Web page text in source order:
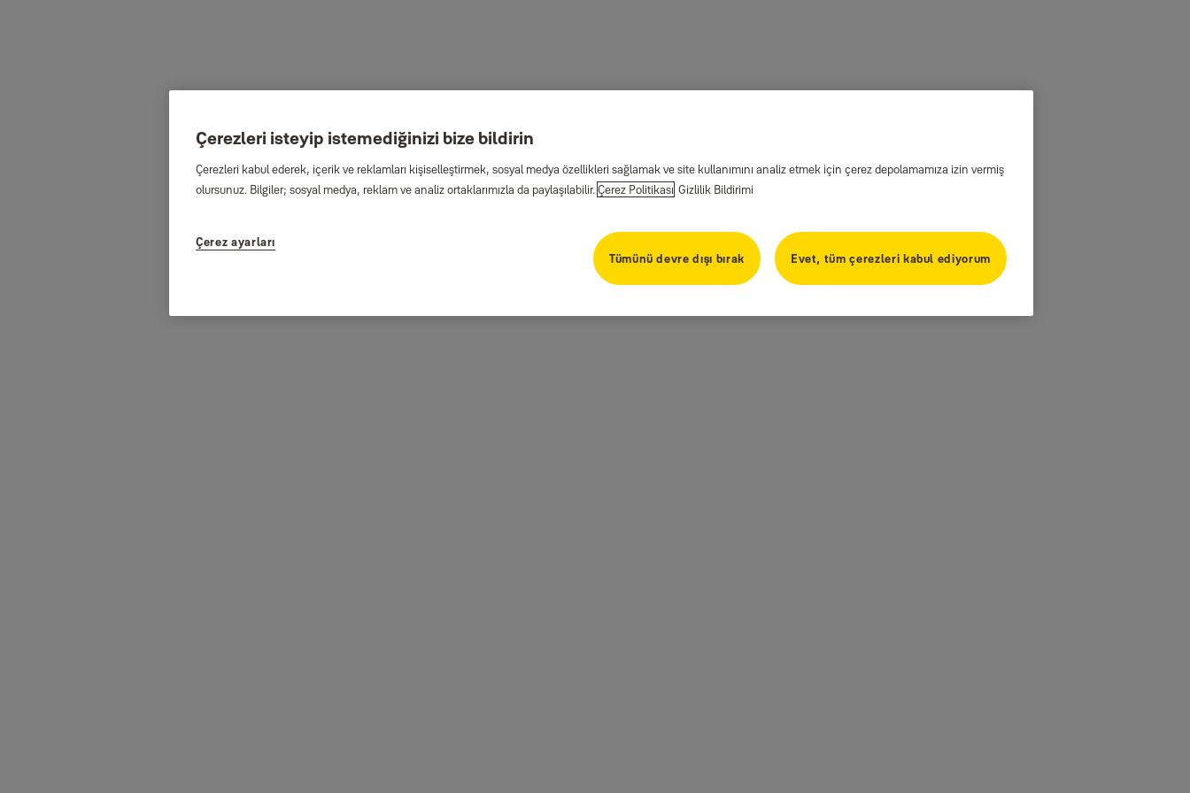
Çerezleri isteyip istemediğinizi bize bildirin
Çerezleri kabul ederek, içerik ve reklamları kişiselleştirmek, sosyal medya özellikleri sağlamak ve site kullanımını analiz etmek için çerez depolamamıza izin vermiş
olursunuz. Bilgiler; sosyal medya, reklam ve analiz ortaklarımızla da paylaşılabilir.Çerez Politikası Gizlilik Bildirimi
Çerez ayarları
Tümünü devre dışı bırak
Evet, tüm çerezleri kabul ediyorum